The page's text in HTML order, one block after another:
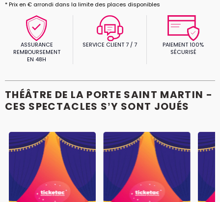
* Prix en € arrondi dans la limite des places disponibles
ASSURANCE
REMBOURSEMENT
EN 48H
SERVICE CLIENT 7 / 7
PAIEMENT 100%
SÉCURISÉ
THÉÂTRE DE LA PORTE SAINT MARTIN -
CES SPECTACLES S’Y SONT JOUÉS